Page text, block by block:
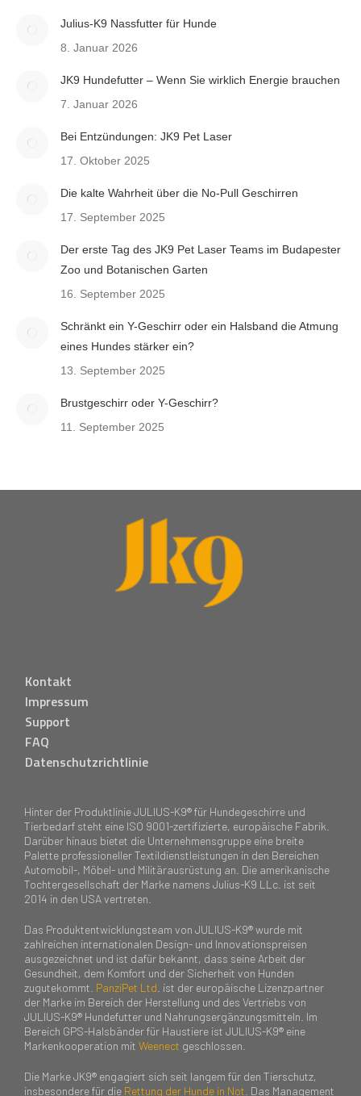
Julius-K9 Nassfutter für Hunde
8. Januar 2026
JK9 Hundefutter – Wenn Sie wirklich Energie brauchen
7. Januar 2026
Bei Entzündungen: JK9 Pet Laser
17. Oktober 2025
Die kalte Wahrheit über die No-Pull Geschirren
17. September 2025
Der erste Tag des JK9 Pet Laser Teams im Budapester
Zoo und Botanischen Garten
16. September 2025
Schränkt ein Y-Geschirr oder ein Halsband die Atmung
eines Hundes stärker ein?
13. September 2025
Brustgeschirr oder Y-Geschirr?
11. September 2025
Kontakt
Impressum
Support
FAQ
Datenschutzrichtlinie
Hinter der Produktlinie JULIUS-K9® für Hundegeschirre und
Tierbedarf steht eine ISO 9001-zertifizierte, europäische Fabrik.
Darüber hinaus bietet die Unternehmensgruppe eine breite
Palette professioneller Textildienstleistungen in den Bereichen
Automobil-, Möbel- und Militärausrüstung an. Die amerikanische
Tochtergesellschaft der Marke namens Julius-K9 LLc. ist seit
2014 in den USA vertreten.
Das Produktentwicklungsteam von JULIUS-K9® wurde mit
zahlreichen internationalen Design- und Innovationspreisen
ausgezeichnet und ist dafür bekannt, dass seine Arbeit der
Gesundheit, dem Komfort und der Sicherheit von Hunden
zugutekommt. PanziPet Ltd . ist der europäische Lizenzpartner
der Marke im Bereich der Herstellung und des Vertriebs von
JULIUS-K9® Hundefutter und Nahrungsergänzungsmitteln. Im
Bereich GPS-Halsbänder für Haustiere ist JULIUS-K9® eine
Markenkooperation mit Weenect geschlossen.
Die Marke JK9® engagiert sich seit langem für den Tierschutz,
insbesondere für die Rettung der Hunde in Not . Das Management